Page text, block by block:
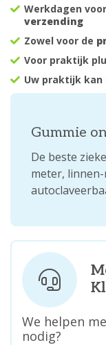
Werkdagen
verzending
Zowel voor de
Voor praktijk
Uw praktijk kan
Gummie
De beste
meter,
We helpen
nodig?